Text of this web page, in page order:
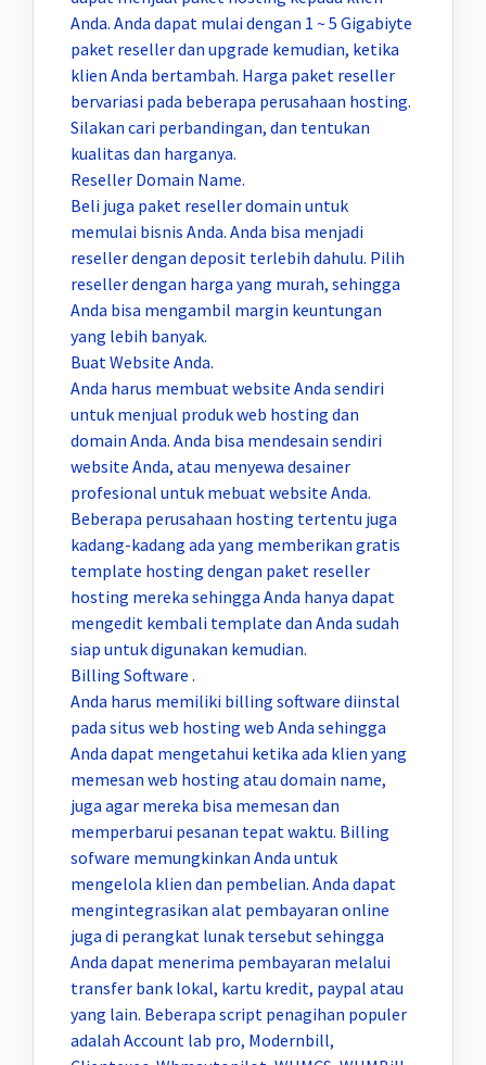
Anda. Anda dapat mulai dengan 1 ~ 5 Gigabiyte
paket reseller dan upgrade kemudian, ketika
klien Anda bertambah. Harga paket reseller
bervariasi pada beberapa perusahaan hosting.
Silakan cari perbandingan, dan tentukan
kualitas dan harganya.
Reseller Domain Name.
Beli juga paket reseller domain untuk
memulai bisnis Anda. Anda bisa menjadi
reseller dengan deposit terlebih dahulu. Pilih
reseller dengan harga yang murah, sehingga
Anda bisa mengambil margin keuntungan
yang lebih banyak.
Buat Website Anda.
Anda harus membuat website Anda sendiri
untuk menjual produk web hosting dan
domain Anda. Anda bisa mendesain sendiri
website Anda, atau menyewa desainer
profesional untuk mebuat website Anda.
Beberapa perusahaan hosting tertentu juga
kadang-kadang ada yang memberikan gratis
template hosting dengan paket reseller
hosting mereka sehingga Anda hanya dapat
mengedit kembali template dan Anda sudah
siap untuk digunakan kemudian.
Billing Software .
Anda harus memiliki billing software diinstal
pada situs web hosting web Anda sehingga
Anda dapat mengetahui ketika ada klien yang
memesan web hosting atau domain name,
juga agar mereka bisa memesan dan
memperbarui pesanan tepat waktu. Billing
sofware memungkinkan Anda untuk
mengelola klien dan pembelian. Anda dapat
mengintegrasikan alat pembayaran online
juga di perangkat lunak tersebut sehingga
Anda dapat menerima pembayaran melalui
transfer bank lokal, kartu kredit, paypal atau
yang lain. Beberapa script penagihan populer
adalah Account lab pro, Modernbill,